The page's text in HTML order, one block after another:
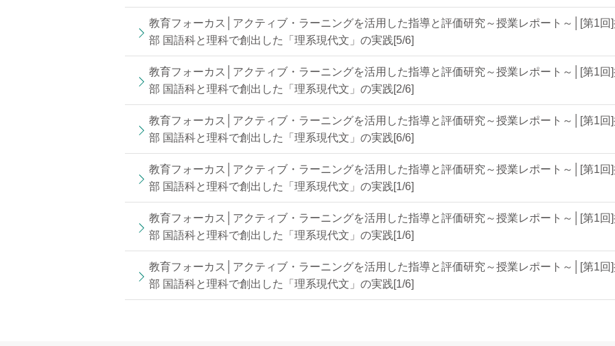
教育フォーカス│アクティブ・ラーニングを活用した指導と評価研究～授業レポート～│[第1
部 国語科と理科で創出した「理系現代文」の実践[5/6]
教育フォーカス│アクティブ・ラーニングを活用した指導と評価研究～授業レポート～│[第1
部 国語科と理科で創出した「理系現代文」の実践[2/6]
教育フォーカス│アクティブ・ラーニングを活用した指導と評価研究～授業レポート～│[第1
部 国語科と理科で創出した「理系現代文」の実践[6/6]
教育フォーカス│アクティブ・ラーニングを活用した指導と評価研究～授業レポート～│[第1
部 国語科と理科で創出した「理系現代文」の実践[1/6]
教育フォーカス│アクティブ・ラーニングを活用した指導と評価研究～授業レポート～│[第1
部 国語科と理科で創出した「理系現代文」の実践[1/6]
教育フォーカス│アクティブ・ラーニングを活用した指導と評価研究～授業レポート～│[第1
部 国語科と理科で創出した「理系現代文」の実践[1/6]